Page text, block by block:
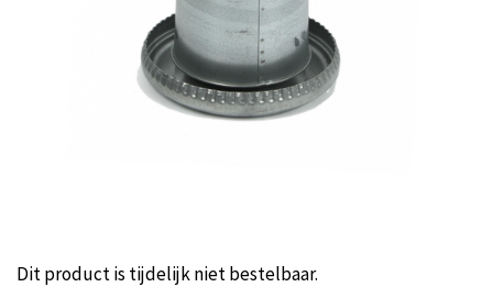
Dit product is tijdelijk niet bestelbaar.